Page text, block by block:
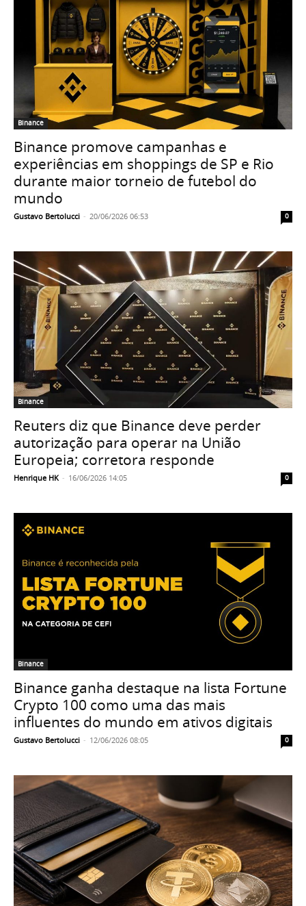
Binance
Binance promove campanhas e
experiências em shoppings de SP e Rio
durante maior torneio de futebol do
mundo
Gustavo Bertolucci - 20/06/2026 06:53 0
Binance
Reuters diz que Binance deve perder
autorização para operar na União
Europeia; corretora responde
Henrique HK - 16/06/2026 14:05 0
Binance
Binance ganha destaque na lista Fortune
Crypto 100 como uma das mais
influentes do mundo em ativos digitais
Gustavo Bertolucci - 12/06/2026 08:05 0